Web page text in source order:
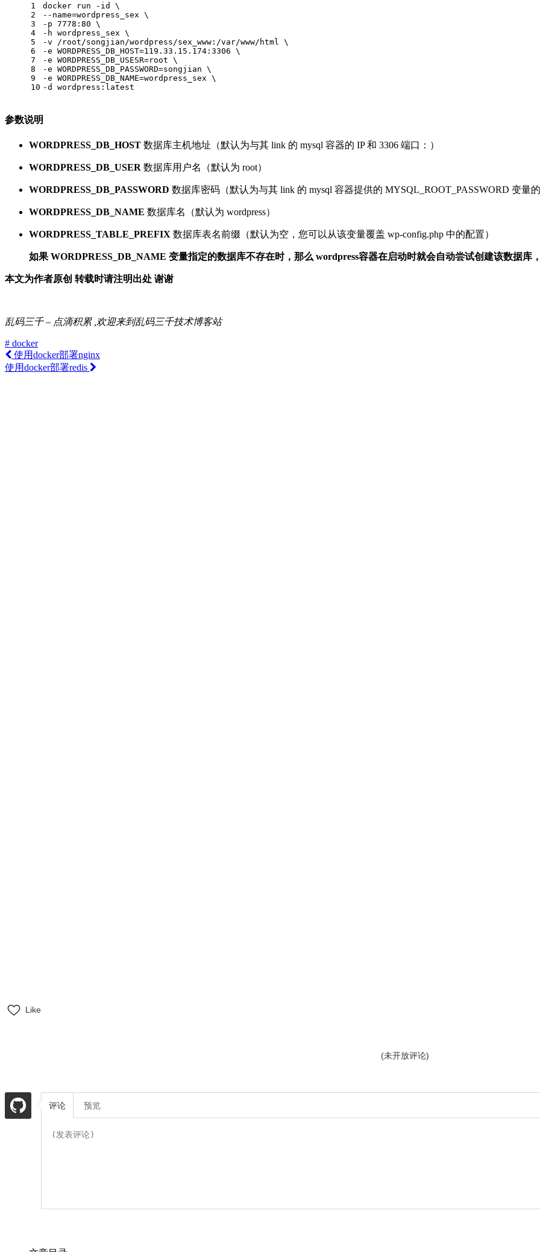
1
2
3
4
5
6
7
8
9
10
docker run -id \
--name=wordpress_sex \
-p 7778:80 \
-h wordpress_sex \
-v /root/songjian/wordpress/sex_www:/var/www/html \
-e WORDPRESS_DB_HOST=119.33.15.174:3306 \
-e WORDPRESS_DB_USESR=root \
-e WORDPRESS_DB_PASSWORD=songjian \
-e WORDPRESS_DB_NAME=wordpress_sex \
-d wordpress:latest
参数说明
WORDPRESS_DB_HOST 数据库主机地址（默认为与其 link 的 mysql 容器的 IP 和 3306 端口：）
WORDPRESS_DB_USER 数据库用户名（默认为 root）
WORDPRESS_DB_PASSWORD 数据库密码（默认为与其 link 的 mysql 容器提供的 MYSQL_ROOT_PASSWORD 变量的
WORDPRESS_DB_NAME 数据库名（默认为 wordpress）
WORDPRESS_TABLE_PREFIX 数据库表名前缀（默认为空，您可以从该变量覆盖 wp-config.php 中的配置）
如果 WORDPRESS_DB_NAME 变量指定的数据库不存在时，那么 wordpress容器在启动时就会自动尝试创建该数据库，
本文为作者原创 转载时请注明出处 谢谢
乱码三千 – 点滴积累 ,欢迎来到乱码三千技术博客站
# docker
使用docker部署nginx
使用docker部署redis
Like
(未开放评论)
评论 预览